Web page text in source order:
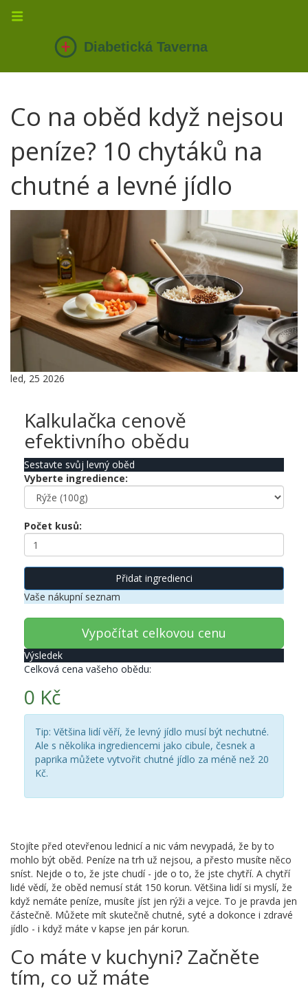
Co na oběd když nejsou
peníze? 10 chytáků na
chutné a levné jídlo
led, 25 2026
Kalkulačka cenově
efektivního obědu
Sestavte svůj levný oběd
Vyberte ingredience:
Počet kusů:
Přidat ingredienci
Vaše nákupní seznam
Vypočítat celkovou cenu
Výsledek
Celková cena vašeho obědu:
0 Kč
Tip: Většina lidí věří, že levný jídlo musí být nechutné.
Ale s několika ingrediencemi jako cibule, česnek a
paprika můžete vytvořit chutné jídlo za méně než 20
Kč.
Stojíte před otevřenou lednicí a nic vám nevypadá, že by to
mohlo být oběd. Peníze na trh už nejsou, a přesto musíte něco
sníst. Nejde o to, že jste chudí - jde o to, že jste chytří. A chytří
lidé vědí, že oběd nemusí stát 150 korun. Většina lidí si myslí, že
když nemáte peníze, musíte jíst jen rýži a vejce. To je pravda jen
částečně. Můžete mít skutečně chutné, syté a dokonce i zdravé
jídlo - i když máte v kapse jen pár korun.
Co máte v kuchyni? Začněte
tím, co už máte